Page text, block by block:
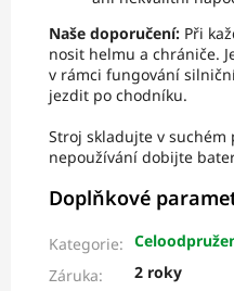
Naše doporučení: Při
nosit helmu a chrániče.
v rámci fungování
jezdit po chodníku.
Stroj skladujte v
nepoužívání dobijte
Doplňkové
Kategorie:
Záruka:
2 roky